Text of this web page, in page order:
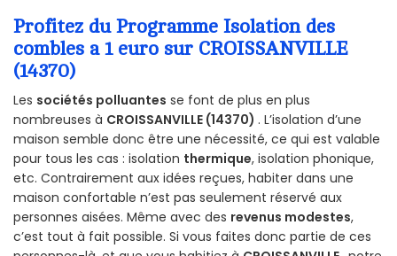
Profitez du Programme Isolation des
combles a 1 euro sur CROISSANVILLE
(14370)
Les sociétés polluantes se font de plus en plus
nombreuses à CROISSANVILLE (14370) . L’isolation d’une
maison semble donc être une nécessité, ce qui est valable
pour tous les cas : isolation thermique, isolation phonique,
etc. Contrairement aux idées reçues, habiter dans une
maison confortable n’est pas seulement réservé aux
personnes aisées. Même avec des revenus modestes,
c’est tout à fait possible. Si vous faites donc partie de ces